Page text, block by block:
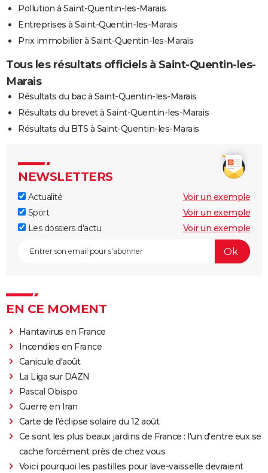
Pollution à Saint-Quentin-les-Marais
Entreprises à Saint-Quentin-les-Marais
Prix immobilier à Saint-Quentin-les-Marais
Tous les résultats officiels à Saint-Quentin-les-
Marais
Résultats du bac à Saint-Quentin-les-Marais
Résultats du brevet à Saint-Quentin-les-Marais
Résultats du BTS à Saint-Quentin-les-Marais
NEWSLETTERS
Actualité
Voir un exemple
Sport
Voir un exemple
Les dossiers d'actu
Voir un exemple
EN CE MOMENT
Hantavirus en France
Incendies en France
Canicule d'août
La Liga sur DAZN
Pascal Obispo
Guerre en Iran
Carte de l'éclipse solaire du 12 août
Ce sont les plus beaux jardins de France : l'un d'entre eux se
cache forcément près de chez vous
Voici pourquoi les pastilles pour lave-vaisselle devraient